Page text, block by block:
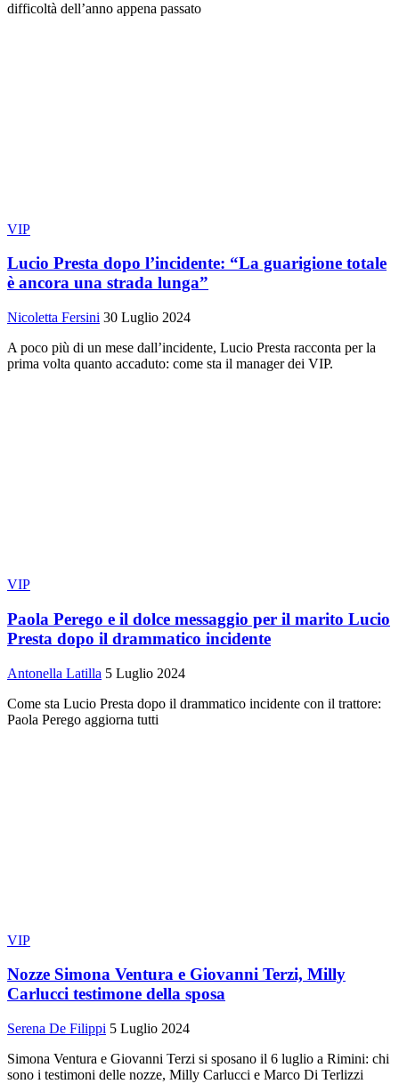
difficoltà dell’anno appena passato
VIP
Lucio Presta dopo l’incidente: “La guarigione totale
è ancora una strada lunga”
Nicoletta Fersini 30 Luglio 2024
A poco più di un mese dall’incidente, Lucio Presta racconta per la
prima volta quanto accaduto: come sta il manager dei VIP.
VIP
Paola Perego e il dolce messaggio per il marito Lucio
Presta dopo il drammatico incidente
Antonella Latilla 5 Luglio 2024
Come sta Lucio Presta dopo il drammatico incidente con il trattore:
Paola Perego aggiorna tutti
VIP
Nozze Simona Ventura e Giovanni Terzi, Milly
Carlucci testimone della sposa
Serena De Filippi 5 Luglio 2024
Simona Ventura e Giovanni Terzi si sposano il 6 luglio a Rimini: chi
sono i testimoni delle nozze, Milly Carlucci e Marco Di Terlizzi